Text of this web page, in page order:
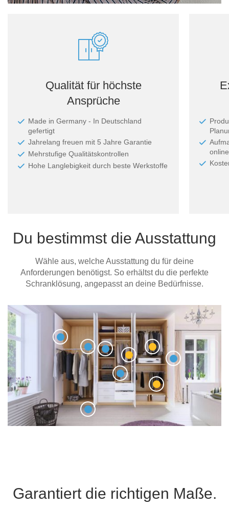
Qualität für höchste
Ansprüche
Made in Germany - In Deutschland
gefertigt
Jahrelang freuen mit 5 Jahre Garantie
Mehrstufige Qualitätskontrollen
Hohe Langlebigkeit durch beste Werkstoffe
Du bestimmst die Ausstattung
Wähle aus, welche Ausstattung du für deine
Anforderungen benötigst. So erhältst du die perfekte
Schranklösung, angepasst an deine Bedürfnisse.
Garantiert die richtigen Maße.